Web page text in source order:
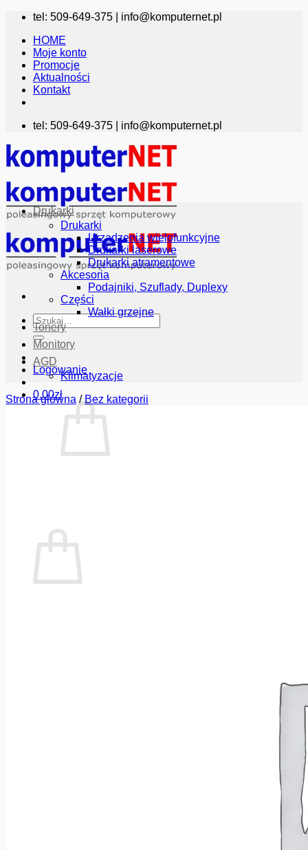
Przewiń
zawartości
tel: 509-649-375 | info@komputernet.pl
HOME
Moje konto
Promocje
Aktualności
Kontakt
tel: 509-649-375 | info@komputernet.pl
Szukaj:
Logowanie
0.00zł
Drukarki
Drukarki
Urządzenia wielofunkcyjne
Drukarki laserowe
Drukarki atramentowe
Akcesoria
Podajniki, Szuflady, Duplexy
Części
Wałki grzejne
Tonery
Monitory
AGD
Klimatyzacje
Strona główna / Bez kategorii